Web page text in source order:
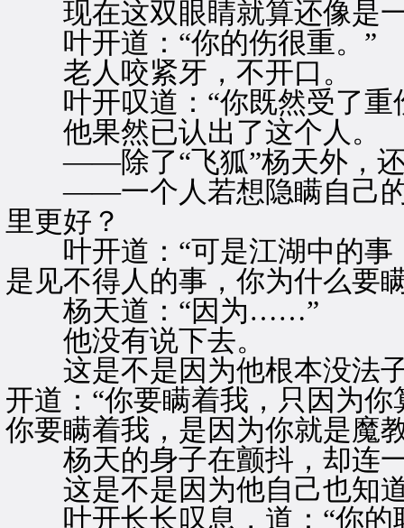
现在这双眼睛就算还像是一
叶开道：“你的伤很重。”
老人咬紧牙，不开口。
叶开叹道：“你既然受了重
他果然已认出了这个人。
——除了“飞狐”杨天外，还
——一个人若想隐瞒自己的
里更好？
叶开道：“可是江湖中的事
是见不得人的事，你为什么要
杨天道：“因为……”
他没有说下去。
这是不是因为他根本没法子
开道：“你要瞒着我，只因为
你要瞒着我，是因为你就是魔
杨天的身子在颤抖，却连
这是不是因为他自己也知道
叶开长长叹息，道：“你的